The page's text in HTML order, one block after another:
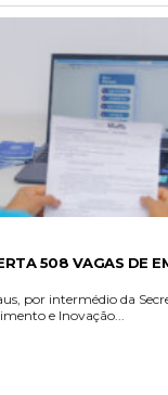
508 VAGAS DE
por intermédio da
e Inovação...